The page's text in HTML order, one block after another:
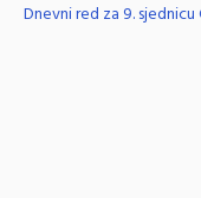
Dnevni red za 9.